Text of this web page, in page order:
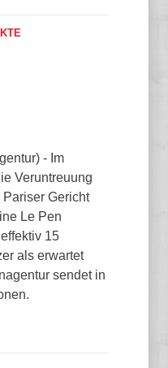
- Im
Veruntreuung
Gericht
Le Pen
15
als erwartet
sendet in